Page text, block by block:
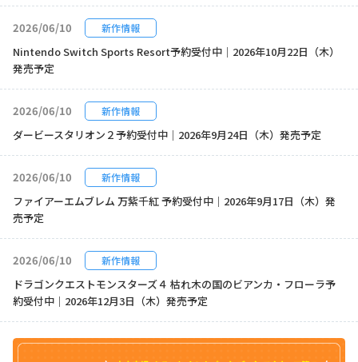
2026/06/10 新作情報
Nintendo Switch Sports Resort予約受付中｜2026年10月22日（木）
発売予定
2026/06/10 新作情報
ダービースタリオン２予約受付中｜2026年9月24日（木）発売予定
2026/06/10 新作情報
ファイアーエムブレム 万紫千紅 予約受付中｜2026年9月17日（木）発
売予定
2026/06/10 新作情報
ドラゴンクエストモンスターズ４ 枯れ木の国のビアンカ・フローラ予
約受付中｜2026年12月3日（木）発売予定